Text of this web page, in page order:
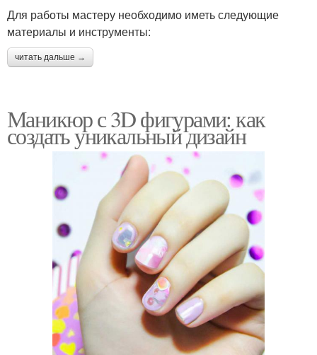
Для работы мастеру необходимо иметь следующие
материалы и инструменты:
читать дальше →
Маникюр с 3D фигурами: как
создать уникальный дизайн